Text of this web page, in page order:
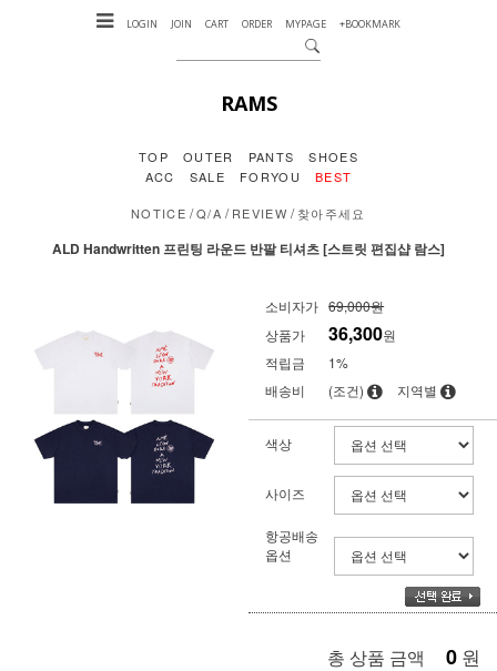
LOGIN JOIN CART ORDER MYPAGE +BOOKMARK
RAMS
TOP OUTER PANTS
SHOES
ACC
SALE FORYOU BEST
NOTICE /Q/A /REVIEW /찾아주세요
ALD Handwritten 프린팅 라운드 반팔 티셔츠 [스트릿 편집샵 람스]
소비자가 69,000원
상품가
36,300원
적립금
1%
배송비
(조건) 지역별
색상
사이즈
항공배송
옵션
총 상품 금액 0 원